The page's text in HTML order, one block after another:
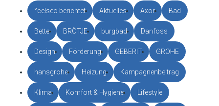
°celseo berichtet Aktuelles Axor Bad
Bette BRÖTJE burgbad Danfoss
Design Förderung GEBERIT GROHE
hansgrohe Heizung Kampagnenbeitrag
Klima Komfort & Hygiene Lifestyle